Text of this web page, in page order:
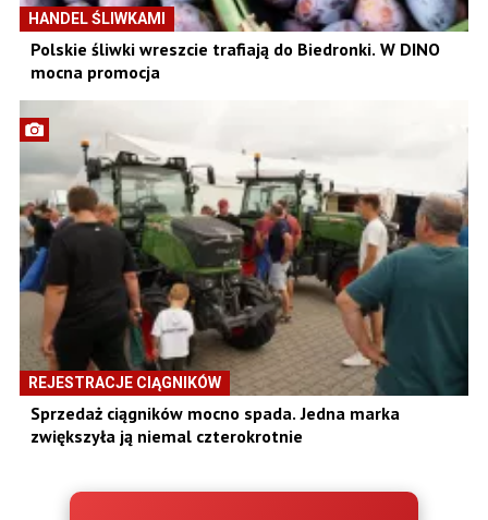
HANDEL ŚLIWKAMI
Polskie śliwki wreszcie trafiają do Biedronki. W DINO
mocna promocja
REJESTRACJE CIĄGNIKÓW
Sprzedaż ciągników mocno spada. Jedna marka
zwiększyła ją niemal czterokrotnie